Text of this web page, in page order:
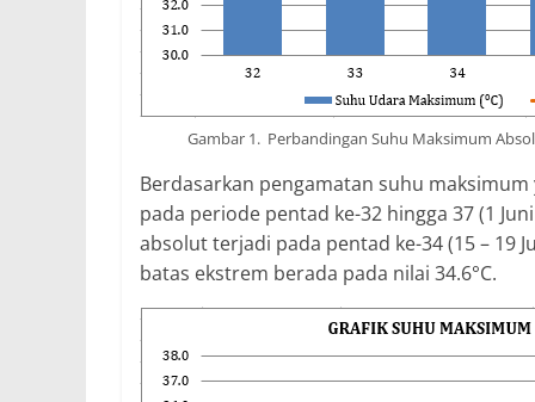
Gambar 1. Perbandingan Suhu Maksimum
Berdasarkan pengamatan suhu
pada periode pentad ke-32 hingga 37 (1
absolut terjadi pada pentad ke-34 (15 – 19
batas ekstrem berada pada nilai 34.6°C.